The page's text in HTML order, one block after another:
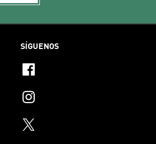
SÍGUENOS